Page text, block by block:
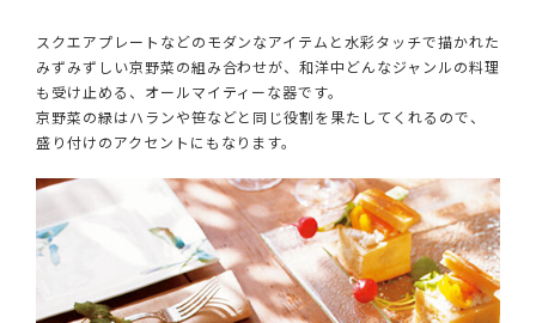
スクエアプレートなどのモダンなアイテムと水彩タッチで描かれた
みずみずしい京野菜の組み合わせが、和洋中どんなジャンルの料理
も受け止める、オールマイティーな器です。
京野菜の緑はハランや笹などと同じ役割を果たしてくれるので、
盛り付けのアクセントにもなります。